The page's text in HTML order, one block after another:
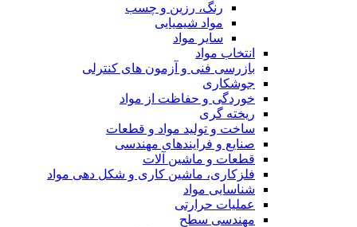
رنگ، رزین و چسب
مواد شیمیایی
سایر مواد
انتخاب مواد
بازرسی فنی و آزمون های کنترلی
جوشکاری
خوردگی و حفاظت از مواد
ریخته گری
ساخت و تولید مواد و قطعات
صنایع و فرایندهای مهندسی
قطعات و ماشین آلات
فلزکاری، ماشین کاری و شکل دهی مواد
شناسایی مواد
عملیات حرارتی
مهندسی سطح